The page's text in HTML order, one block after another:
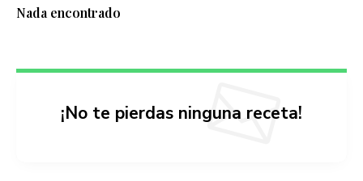
Nada encontrado
¡No te pierdas ninguna receta!